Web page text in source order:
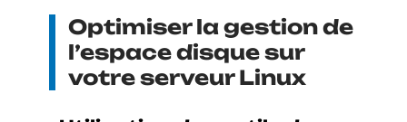
Optimiser la gestion de
l’espace disque sur
votre serveur Linux